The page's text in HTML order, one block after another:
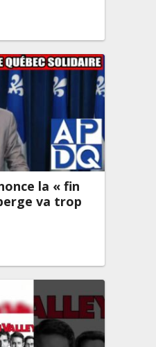
la « fin
va trop